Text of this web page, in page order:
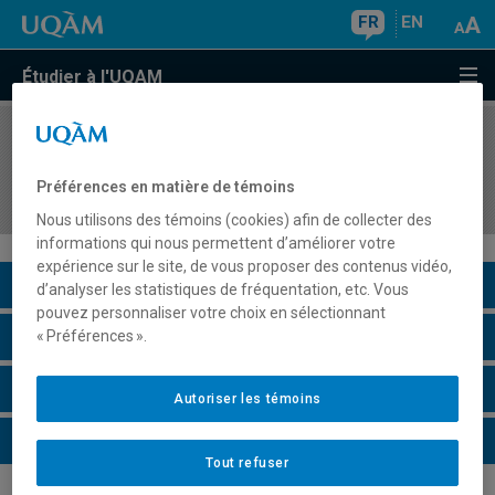
FR EN
Étudier à l'UQAM
COURS//
humaines
Description du cours
Horaire - Été 2026
Horaire - Automne 2026
Horaire - Hiver 2027
Préférences en matière de témoins
Nous utilisons des témoins (cookies) afin de collecter des
informations qui nous permettent d’améliorer votre
expérience sur le site, de vous proposer des contenus vidéo,
d’analyser les statistiques de fréquentation, etc. Vous
pouvez personnaliser votre choix en sélectionnant
« Préférences ».
Tout refuser
Autoriser les témoins